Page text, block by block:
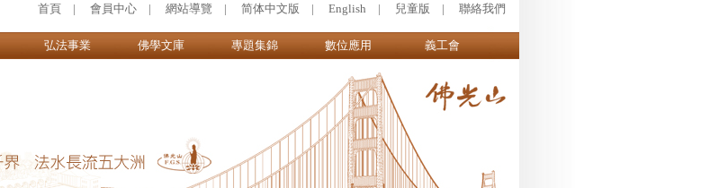
首頁 會員中心 網站導覽 简体中文版 English 兒童版 聯絡我們
弘法事業 佛學文庫 專題集錦 數位應用 義工會